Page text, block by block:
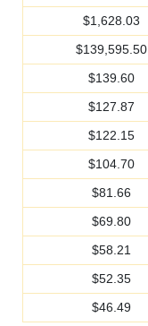
$1,628.03
$139,595.50
$139.60
$127.87
$122.15
$104.70
$81.66
$69.80
$58.21
$52.35
$46.49